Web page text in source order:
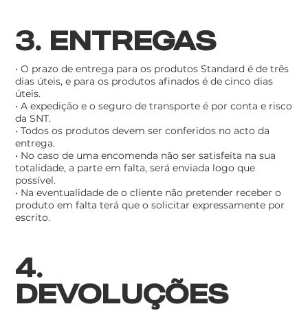
3. ENTREGAS
• O prazo de entrega para os produtos Standard é de três
dias úteis, e para os produtos afinados é de cinco dias
úteis.
• A expedição e o seguro de transporte é por conta e risco
da SNT.
• Todos os produtos devem ser conferidos no acto da
entrega.
• No caso de uma encomenda não ser satisfeita na sua
totalidade, a parte em falta, será enviada logo que
possível.
• Na eventualidade de o cliente não pretender receber o
produto em falta terá que o solicitar expressamente por
escrito.
4.
DEVOLUÇÕES